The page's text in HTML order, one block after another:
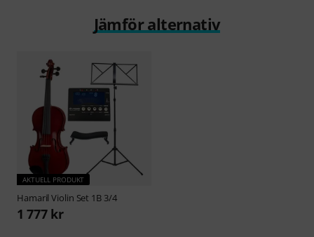
Jämför alternativ
AKTUELL PRODUKT
HamarilViolin Set 1B 3/4
1 777 kr